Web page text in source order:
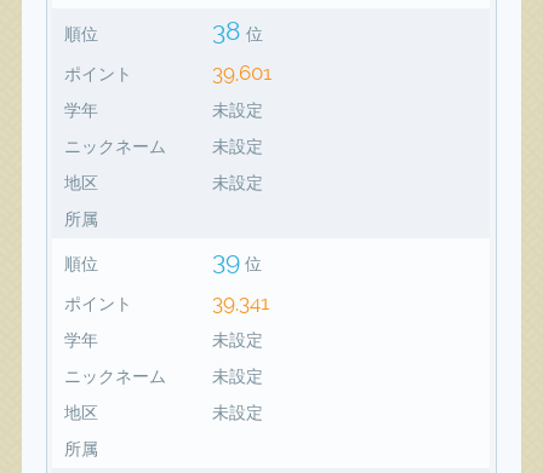
順位 38 位
ポイント 39,601
学年
未設定
ニックネーム
未設定
地区
未設定
所属
順位 39 位
ポイント 39,341
学年
未設定
ニックネーム
未設定
地区
未設定
所属